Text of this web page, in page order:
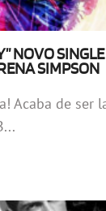
NOVO
SIMPSON
Acaba de ser